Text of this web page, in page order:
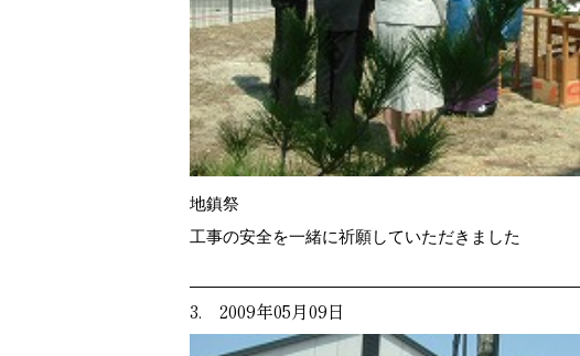
地鎮祭
工事の安全を一緒に祈願していただきました
3. 2009年05月09日